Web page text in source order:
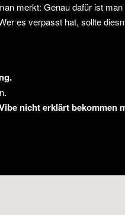
merkt: Genau dafür ist
es verpasst hat, sollte
nicht erklärt